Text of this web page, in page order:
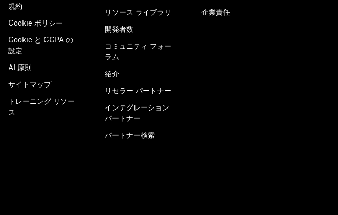
規約
Cookie ポリシー
Cookie と CCPA の
設定
AI 原則
サイトマップ
トレーニング リソー
ス
リソース ライブラリ
開発者数
コミュニティ フォー
ラム
紹介
リセラー パートナー
インテグレーション
パートナー
パートナー検索
企業責任